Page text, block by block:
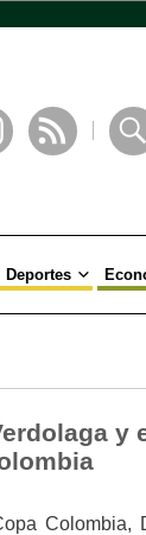
Deportes
y
Colombia,